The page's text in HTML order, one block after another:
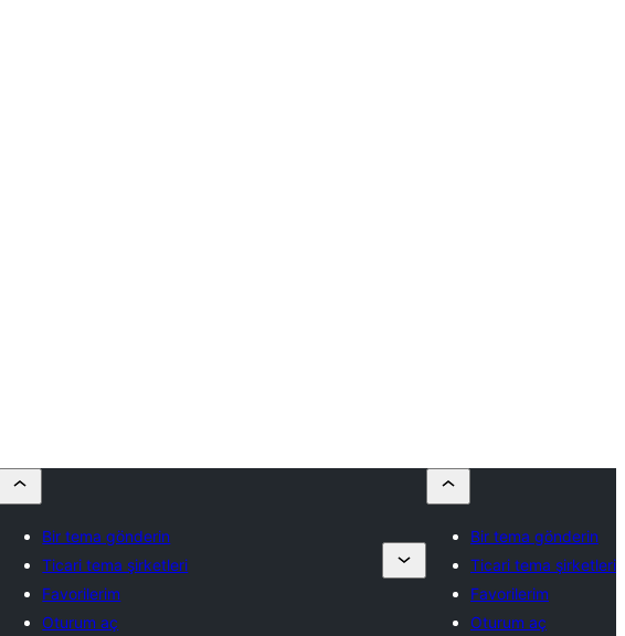
Bir tema gönderin
Ticari tema şirketleri
Favorilerim
Oturum aç
Bir tema gönderin
Ticari tema şirketleri
Favorilerim
Oturum aç